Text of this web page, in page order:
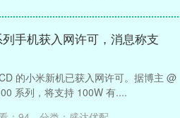
手机获入网许可，消息称支
的小米新机已获入网许可。据博主 @
系列，将支持 100W 有....